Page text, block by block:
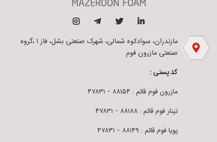
مازندران، سوادکوه شمالی، شهرک صنعتی بشل، فاز ۱ ،گروه
صنعتی مازرون فوم
کد پستی :
مازرون فوم قائم : ۸۸۱۵۴ – ۴۷۸۳۱
تینار فوم قائم : ۸۸۱۸۸ – ۴۷۸۳۱
پویا فوم قائم : ۸۸۱۴۹ – ۴۷۸۳۱